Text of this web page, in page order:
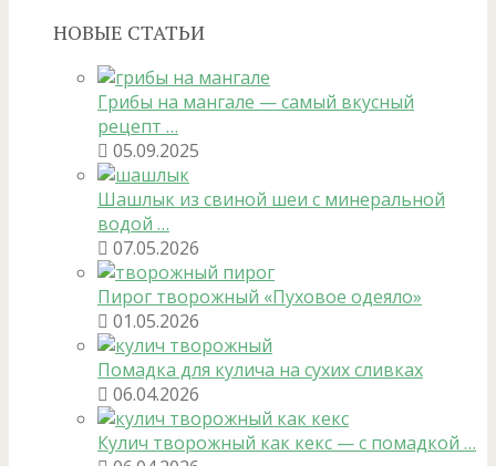
НОВЫЕ СТАТЬИ
Грибы на мангале — самый вкусный
рецепт …
05.09.2025
Шашлык из свиной шеи с минеральной
водой …
07.05.2026
Пирог творожный «Пуховое одеяло»
01.05.2026
Помадка для кулича на сухих сливках
06.04.2026
Кулич творожный как кекс — с помадкой …